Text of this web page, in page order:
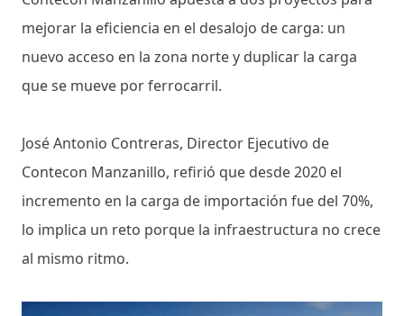
mejorar la eficiencia en el desalojo de carga: un
nuevo acceso en la zona norte y duplicar la carga
que se mueve por ferrocarril.
José Antonio Contreras, Director Ejecutivo de
Contecon Manzanillo, refirió que desde 2020 el
incremento en la carga de importación fue del 70%,
lo implica un reto porque la infraestructura no crece
al mismo ritmo.